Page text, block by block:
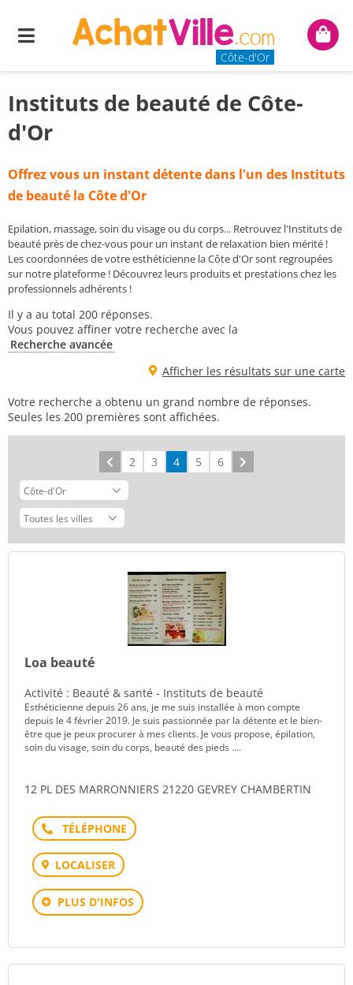
Menu
Côte-d'Or
Mon
Instituts de beauté de Côte-
d'Or
Offrez vous un instant détente dans l'un des Instituts
de beauté la Côte d'Or
Epilation, massage, soin du visage ou du corps... Retrouvez l'Instituts de
beauté près de chez-vous pour un instant de relaxation bien mérité !
Les coordonnées de votre esthéticienne la Côte d'Or sont regroupées
sur notre plateforme ! Découvrez leurs produits et prestations chez les
professionnels adhérents !
Il y a au total 200 réponses.
Vous pouvez affiner votre recherche avec la
Recherche avancée
Afficher les résultats sur une carte
Votre recherche a obtenu un grand nombre de réponses.
Seules les 200 premières sont affichées.
Précédent
2 3 4 5 6
Loa beauté
Activité : Beauté & santé - Instituts de beauté
Esthéticienne depuis 26 ans, je me suis installée à mon compte
depuis le 4 février 2019. Je suis passionnée par la détente et le bien-
être que je peux procurer à mes clients. Je vous propose, épilation,
soin du visage, soin du corps, beauté des pieds ....
12 PL DES MARRONNIERS 21220 GEVREY CHAMBERTIN
Téléphone
LOCALISER
PLUS D'INFOS